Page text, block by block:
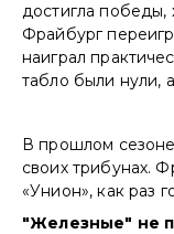
достигла победы,
Фрайбург
наиграл
табло были нули,
В прошлом
своих трибунах.
«Унион», как раз
"Железные" не